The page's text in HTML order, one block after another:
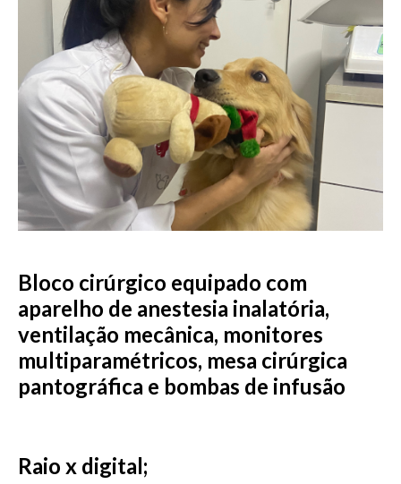
Bloco cirúrgico equipado com
aparelho de anestesia inalatória,
ventilação mecânica, monitores
multiparamétricos, mesa cirúrgica
pantográfica e bombas de infusão
Raio x digital;